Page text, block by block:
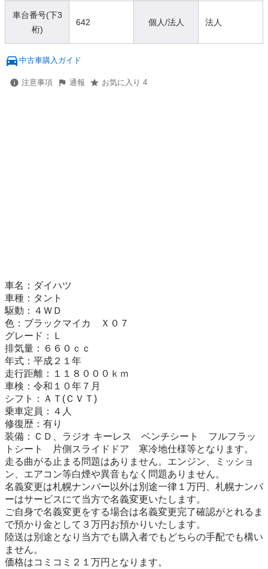
車台番号(下3
桁)
642 個人/法人 法人
中古車購入ガイド
注意事項 通報 お気に入り 4
車名：ダイハツ
車種：タント
駆動：４ＷＤ
色：ブラックマイカ　Ｘ０７
グレード：Ｌ
排気量：６６０ｃｃ
年式：平成２１年
走行距離：１１８０００ｋｍ
車検：令和１０年７月
シフト：ＡＴ(ＣＶＴ)
乗車定員：４人
修復歴：有り
装備：ＣＤ、ラジオ キーレス　ベンチシート　フルフラッ
トシート　片側スライドドア　寒冷地仕様等となります。
走る曲がる止まる問題はありません。エンジン、ミッショ
ン、エアコン等白煙や異音もなく問題ありません。
名義変更は札幌ナンバー以外は別途一律１万円、札幌ナンバ
ーはサービスにて当方で名義変更いたします。
ご自身で名義変更をする場合は名義変更完了確認がとれるま
で預かり金として３万円お預かりいたします。
陸送は別途となり当方でも購入者でもどちらの手配でも構い
ません。
価格はコミコミ２１万円となります。